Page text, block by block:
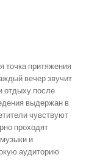
точка притяжения
вечер звучит
отдыху после
выдержан в
чувствуют
проходят
и
аудиторию